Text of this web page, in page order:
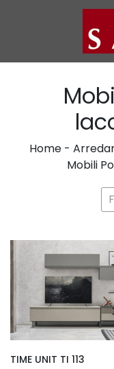
Home -
Mobili
TIME UNIT TI 113